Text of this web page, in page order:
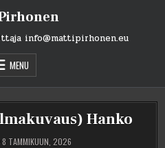
info@mattipirhonen.eu
MENU
Hanko
8 TAMMIKUUN, 2026